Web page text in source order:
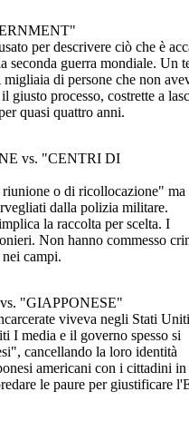
per descrivere ciò che è
seconda guerra mondiale. Un
di persone che non
giusto processo, costrette a
quasi quattro anni.
vs. "CENTRI DI
o di ricollocazione" ma
dalla polizia militare.
la raccolta per scelta. I
Non hanno commesso
campi.
"GIAPPONESE"
viveva negli Stati
I media e il governo spesso si
cancellando la loro identità
americani con i cittadini in
le paure per giustificare